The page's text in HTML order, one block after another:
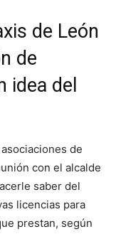
de León
de
idea del
de
con el alcalde
saber del
licencias para
prestan, según